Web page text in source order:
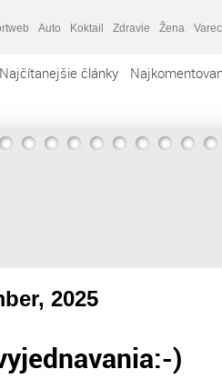
Auto Koktail Zdravie Žena
Najčítanejšie články
2025
)